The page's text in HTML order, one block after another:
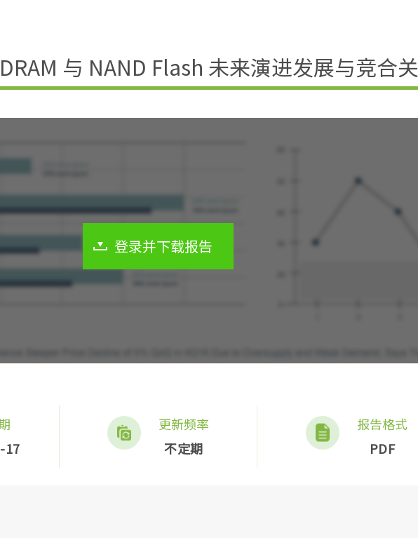
与 NAND Flash 未来演进发展与竞合
登录并下载报告
17
更新频率
不定期
报告格式
PDF